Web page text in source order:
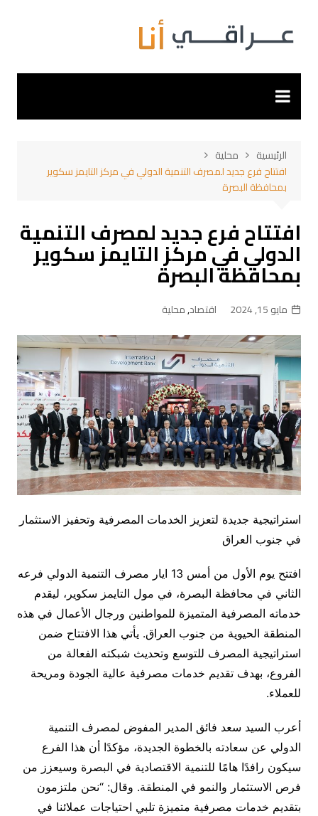
المحتوى
الرئيسية
محلية
افتتاح فرع جديد لمصرف التنمية الدولي في مركز التايمز سكوير
بمحافظة البصرة
افتتاح فرع جديد لمصرف التنمية
الدولي في مركز التايمز سكوير
بمحافظة البصرة
مايو 15, 2024 اقتصاد,محلية
استراتيجية جديدة لتعزيز الخدمات المصرفية وتحفيز الاستثمار
في جنوب العراق
افتتح يوم الأول من أمس 13 ايار مصرف التنمية الدولي فرعه
الثاني في محافظة البصرة، في مول التايمز سكوير، ليقدم
خدماته المصرفية المتميزة للمواطنين ورجال الأعمال في هذه
المنطقة الحيوية من جنوب العراق. يأتي هذا الافتتاح ضمن
استراتيجية المصرف للتوسع وتحديث شبكته الفعالة من
الفروع، بهدف تقديم خدمات مصرفية عالية الجودة ومريحة
للعملاء.
أعرب السيد سعد فائق المدير المفوض لمصرف التنمية
الدولي عن سعادته بالخطوة الجديدة، مؤكدًا أن هذا الفرع
سيكون رافدًا هامًا للتنمية الاقتصادية في البصرة وسيعزز من
فرص الاستثمار والنمو في المنطقة. وقال: “نحن ملتزمون
بتقديم خدمات مصرفية متميزة تلبي احتياجات عملائنا في